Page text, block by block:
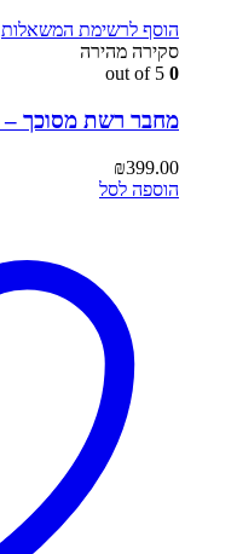
הוסף לרשימת המשאלות
סקירה מהירה
0
מחבר רשת מסוכך – 100 יחידות
₪399.00
הוספה לסל